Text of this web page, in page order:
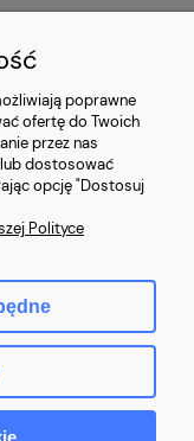
i czym różni się od
(i jak jest naprawdę)
poprawne
ofertę do Twoich
przez nas
dostosować
opcję "Dostosuj
Polityce